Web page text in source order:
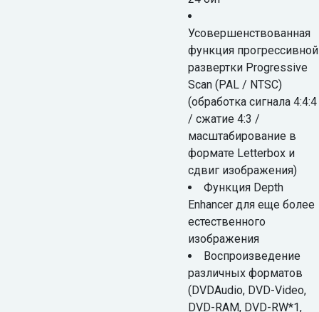
Усовершенствованная
функция прогрессивной
развертки Progressive
Scan (PAL / NTSC)
(обработка сигнала 4:4:4
/ сжатие 4:3 /
масштабирование в
формате Letterbox и
сдвиг изображения)
Функция Depth
Enhancer для еще более
естественного
изображения
Воспроизведение
различных форматов
(DVDAudio, DVD-Video,
DVD-RAM, DVD-RW*1,